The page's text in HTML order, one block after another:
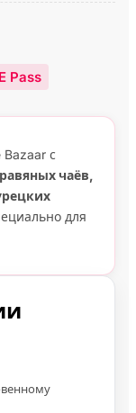
Pass
с
чаёв,
для